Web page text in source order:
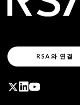
RSA와 연결